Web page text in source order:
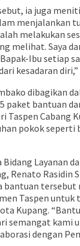
ia juga
menjalankan
melakukan
melihat. Saya
Ibu setiap
kesadaran diri,”
dibagikan
paket bantuan
Taspen Cabang
pokok seperti
Layanan
Renato Rasidin
bantuan tersebut
Taspen untuk
Kupang.
semangat kami
dengan